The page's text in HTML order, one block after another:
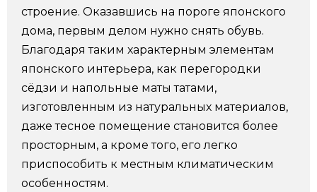
Разделы
Люди
Блог
Политика
Экономика
Популярные статьи
Японский язык
Японский калейдоскоп
Семья
official SNS
строение. Оказавшись на пороге японского
дома, первым делом нужно снять обувь.
Благодаря таким характерным элементам
японского интерьера, как перегородки
сёдзи и напольные маты татами,
изготовленным из натуральных материалов,
даже тесное помещение становится более
просторным, а кроме того, его легко
приспособить к местным климатическим
особенностям.